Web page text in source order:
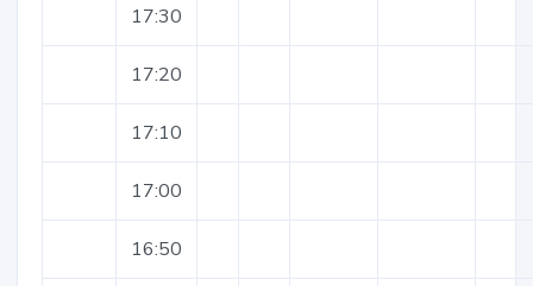
17:30
17:20
17:10
17:00
16:50